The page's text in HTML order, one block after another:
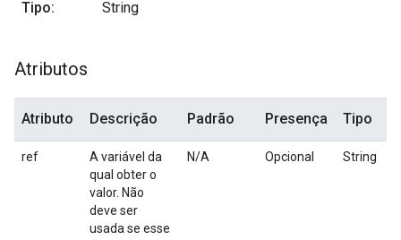
Tipo: String
Atributos
Atributo Descrição Padrão Presença Tipo
ref
A variável da
qual obter o
valor. Não
deve ser
usada se esse
N/A Opcional String